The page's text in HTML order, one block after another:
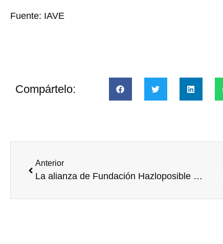
Fuente: IAVE
Compártelo:
Anterior
La alianza de Fundación Hazloposible con la Asociación Trabajo Voluntario se pone en marcha con jornadas de formación en voluntariado corporativo